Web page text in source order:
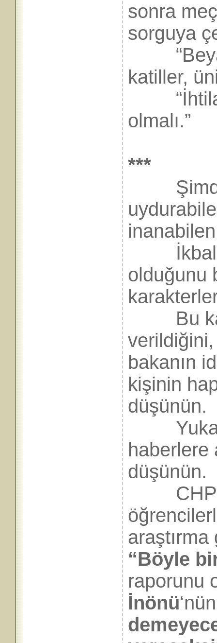
sonra
sorguya
katiller,
“İhtilal
olmalı.”
***
Şimdi
İkbal
olduğunu
Bu
verildiğini,
bakanın
kişinin
düşünün.
haberlere
düşünün.
“Böyle
raporunu
İnönü